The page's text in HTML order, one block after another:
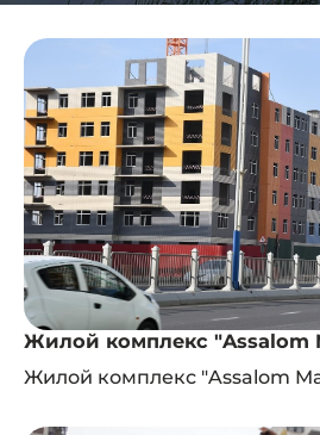
Жилой комплекс "Assalom
Жилой комплекс "Assalom